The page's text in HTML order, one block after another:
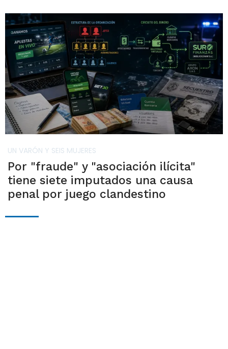
UN VARÓN Y SEIS MUJERES
Por "fraude" y "asociación ilícita"
tiene siete imputados una causa
penal por juego clandestino